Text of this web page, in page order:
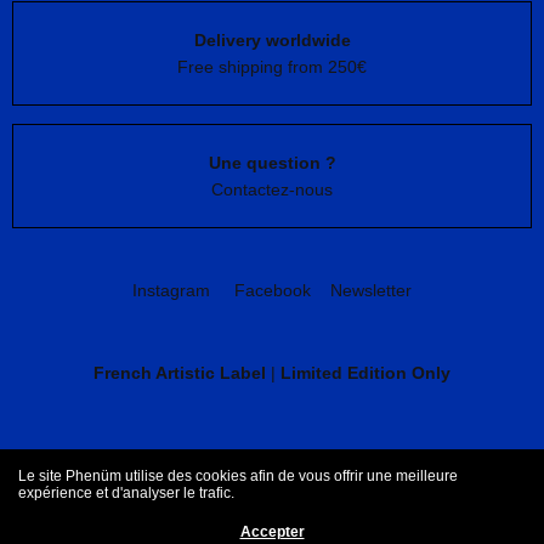
Delivery worldwide
Free shipping from 250€
Une question ?
Contactez-nous
Instagram Facebook Newsletter
French Artistic Label | Limited Edition Only
CGV Mentions légales
Le site Phenüm utilise des cookies afin de vous offrir une meilleure
expérience et d'analyser le trafic.
Accepter